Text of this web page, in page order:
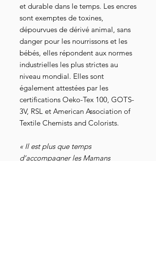
et durable dans le temps. Les encres
sont exemptes de toxines,
dépourvues de dérivé animal, sans
danger pour les nourrissons et les
bébés, elles répondent aux normes
industrielles les plus strictes au
niveau mondial. Elles sont
également attestées par les
certifications Oeko-Tex 100, GOTS-
3V, RSL et American Association of
Textile Chemists and Colorists.
« Il est plus que temps
d’accompagner les Mamans